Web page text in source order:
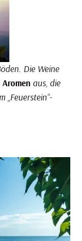
Die Weine
aus, die
„Feuerstein“-